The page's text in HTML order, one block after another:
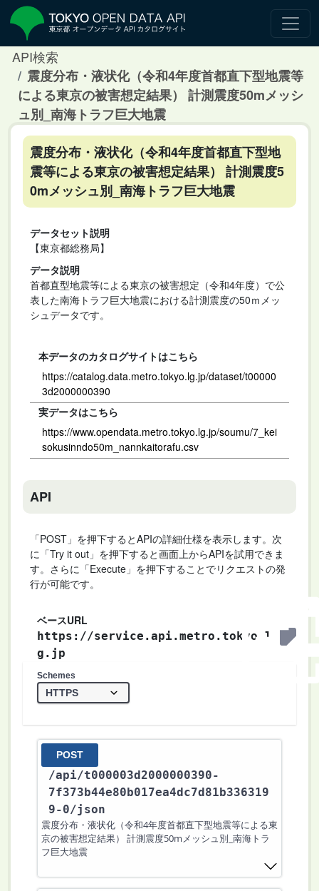
API検索
震度分布・液状化（令和4年度首都直下型地震等
による東京の被害想定結果） 計測震度50mメッシ
ュ別_南海トラフ巨大地震
震度分布・液状化（令和4年度首都直下型地
震等による東京の被害想定結果） 計測震度5
0mメッシュ別_南海トラフ巨大地震
データセット説明
【東京都総務局】
データ説明
首都直型地震等による東京の被害想定（令和4年度）で公
表した南海トラフ巨大地震における計測震度の50ｍメッ
シュデータです。
本データのカタログサイトはこちら
https://catalog.data.metro.tokyo.lg.jp/dataset/t00000
3d2000000390
実データはこちら
https://www.opendata.metro.tokyo.lg.jp/soumu/7_kei
sokusinndo50m_nannkaitorafu.csv
API
「POST」を押下するとAPIの詳細仕様を表示します。次
に「Try it out」を押下すると画面上からAPIを試用できま
す。さらに「Execute」を押下することでリクエストの発
行が可能です。
ベースURL
https://service.api.metro.tokyo.l
g.jp
Schemes
POST
/api/t000003d2000000390-
7f373b44e80b017ea4dc7d81b336319
9-0/json
震度分布・液状化（令和4年度首都直下型地震等による東
京の被害想定結果） 計測震度50mメッシュ別_南海トラ
フ巨大地震